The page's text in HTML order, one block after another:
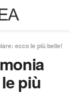
ecco le più belle!
più